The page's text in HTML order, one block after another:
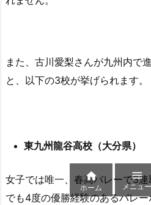
また、古川愛梨さんが九州内で
と、以下の3校が挙げられます。
東九州龍谷高校（大分県）
女子では唯一、春高バレーで3
でも4度の優勝経験のあるバレー

ホーム

メニュー